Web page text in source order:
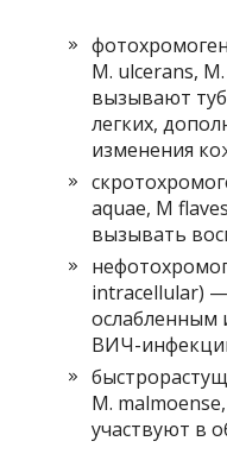
M. ulcerans,
вызывают
легких,
изменения
aquae, M
вызывать
intracellular)
ослабленным
ВИЧ-
M.
участвуют в